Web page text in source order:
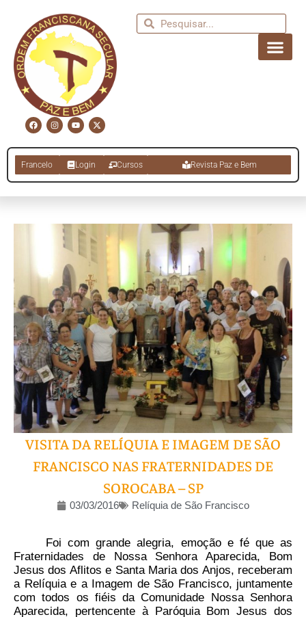
Francelo Login Cursos Revista Paz e Bem
VISITA DA RELÍQUIA E IMAGEM DE SÃO
FRANCISCO NAS FRATERNIDADES DE
SOROCABA – SP
03/03/2016 Relíquia de São Francisco
Foi com grande alegria, emoção e fé que as
Fraternidades de Nossa Senhora Aparecida, Bom
Jesus dos Aflitos e Santa Maria dos Anjos, receberam
a Relíquia e a Imagem de São Francisco, juntamente
com todos os fiéis da Comunidade Nossa Senhora
Aparecida, pertencente à Paróquia Bom Jesus dos